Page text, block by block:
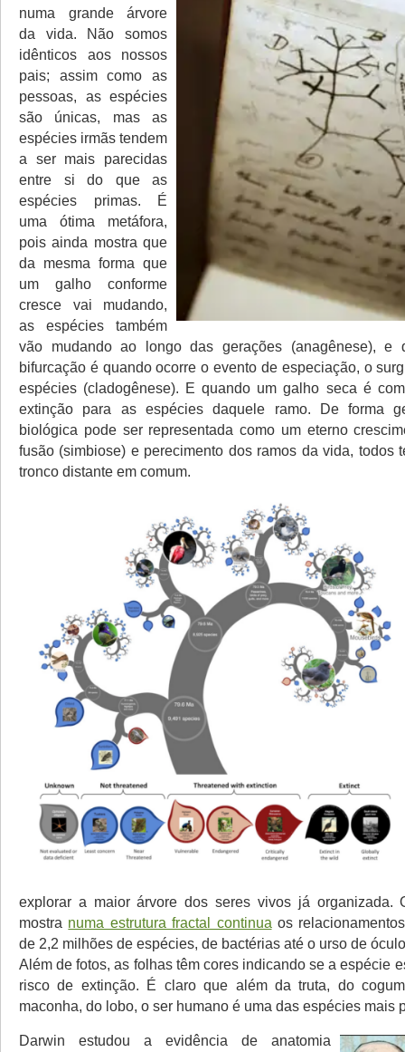
numa grande árvore
da vida. Não somos
idênticos aos nossos
pais; assim como as
pessoas, as espécies
são únicas, mas as
espécies irmãs tendem
a ser mais parecidas
entre si do que as
espécies primas. É
uma ótima metáfora,
pois ainda mostra que
da mesma forma que
um galho conforme
cresce vai mudando,
as espécies também
vão mudando ao longo das gerações (anagênese), e
bifurcação é quando ocorre o evento de especiação, o
espécies (cladogênese). E quando um galho seca é
extinção para as espécies daquele ramo. De forma
biológica pode ser representada como um eterno
fusão (simbiose) e perecimento dos ramos da vida, todos
tronco distante em comum.
explorar a maior árvore dos seres vivos já
mostra numa estrutura fractal continua os
de 2,2 milhões de espécies, de bactérias até o urso de
Além de fotos, as folhas têm cores indicando se a espécie
risco de extinção. É claro que além da truta, do
maconha, do lobo, o ser humano é uma das espécies mais
Darwin estudou a evidência de anatomia